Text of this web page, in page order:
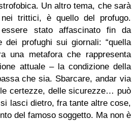
Un altro tema, che sarà
trittici, è quello del profugo.
stato affascinato fin da
dei profughi sui giornali: “quella
una metafora che rappresenta
attuale – la condizione della
che sia. Sbarcare, andar via
certezze, delle sicurezze… può
lasci dietro, fra tante altre cose,
del famoso soggetto. Ma non è